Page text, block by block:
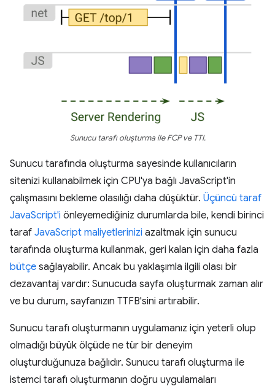
Sunucu tarafı oluşturma ile FCP ve TTI.
Sunucu tarafında oluşturma sayesinde kullanıcıların
sitenizi kullanabilmek için CPU'ya bağlı JavaScript'in
çalışmasını bekleme olasılığı daha düşüktür. Üçüncü taraf
JavaScript'i önleyemediğiniz durumlarda bile, kendi birinci
taraf JavaScript maliyetlerinizi azaltmak için sunucu
tarafında oluşturma kullanmak, geri kalan için daha fazla
bütçe sağlayabilir. Ancak bu yaklaşımla ilgili olası bir
dezavantaj vardır: Sunucuda sayfa oluşturmak zaman alır
ve bu durum, sayfanızın TTFB'sini artırabilir.
Sunucu tarafı oluşturmanın uygulamanız için yeterli olup
olmadığı büyük ölçüde ne tür bir deneyim
oluşturduğunuza bağlıdır. Sunucu tarafı oluşturma ile
istemci tarafı oluşturmanın doğru uygulamaları